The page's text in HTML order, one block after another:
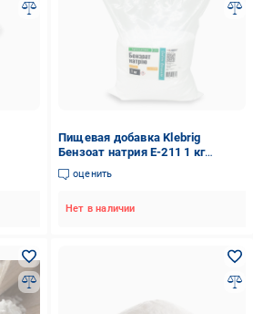
Пищевая добавка Klebrig
Бензоат натрия Е-211 1 кг
(БОАТ.К-Г-1)
оценить
Нет в наличии